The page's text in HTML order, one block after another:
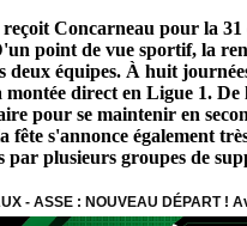
Concarneau pour la 31
point de vue sportif, la
deux équipes. À huit
montée direct en Ligue 1. De
pour se maintenir en
fête s'annonce également
par plusieurs groupes de